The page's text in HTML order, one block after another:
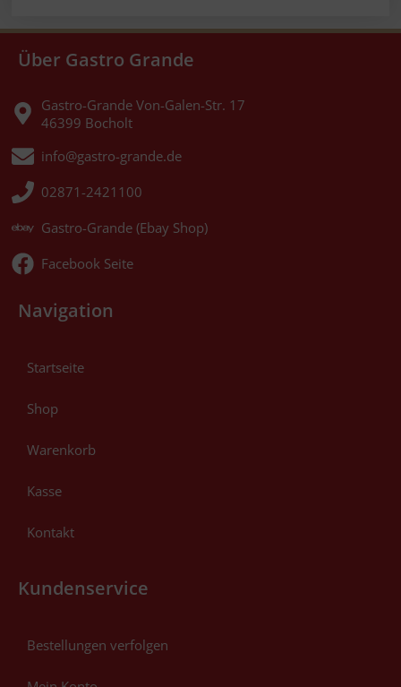
Über Gastro Grande
Gastro-Grande Von-Galen-Str. 17
46399 Bocholt
info@gastro-grande.de
02871-2421100
Gastro-Grande (Ebay Shop)
Facebook Seite
Navigation
Startseite
Shop
Warenkorb
Kasse
Kontakt
Kundenservice
Bestellungen verfolgen